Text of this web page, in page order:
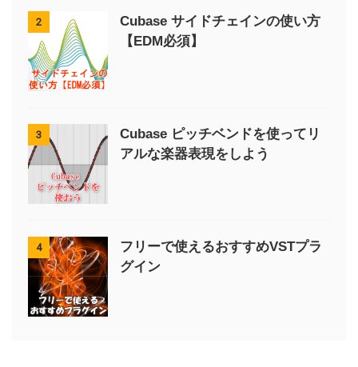
2
Cubase サイドチェインの使い方
【EDM必須】
3
Cubase ピッチベンドを使ってリ
アルな楽器表現をしよう
4
フリーで使えるおすすめVSTプラ
グイン